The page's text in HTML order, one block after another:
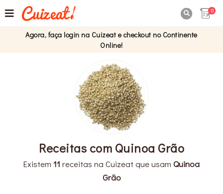
0
Agora, faça login na Cuizeat e checkout no Continente
Online!
Receitas com Quinoa Grão
Existem 11 receitas na Cuizeat que usam Quinoa
Grão